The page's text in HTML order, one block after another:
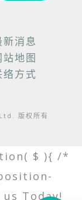
新消息
站地图
络方式
版权所有
$ ){ /*
Today!